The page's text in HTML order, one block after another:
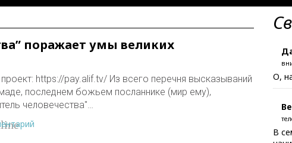
поражает умы великих
https://pay.alif.tv/ Из всего перечня высказываний
последнем божьем посланнике (мир ему),
человечества"…
О,
В